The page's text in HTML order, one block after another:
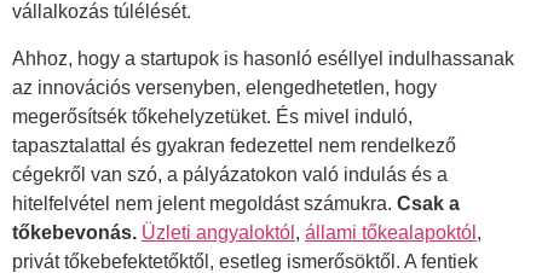
vállalkozás túlélését.
Ahhoz, hogy a startupok is hasonló eséllyel indulhassanak
az innovációs versenyben, elengedhetetlen, hogy
megerősítsék tőkehelyzetüket. És mivel induló,
tapasztalattal és gyakran fedezettel nem rendelkező
cégekről van szó, a pályázatokon való indulás és a
hitelfelvétel nem jelent megoldást számukra. Csak a
tőkebevonás. Üzleti angyaloktól , állami tőkealapoktól ,
privát tőkebefektetőktől, esetleg ismerősöktől. A fentiek